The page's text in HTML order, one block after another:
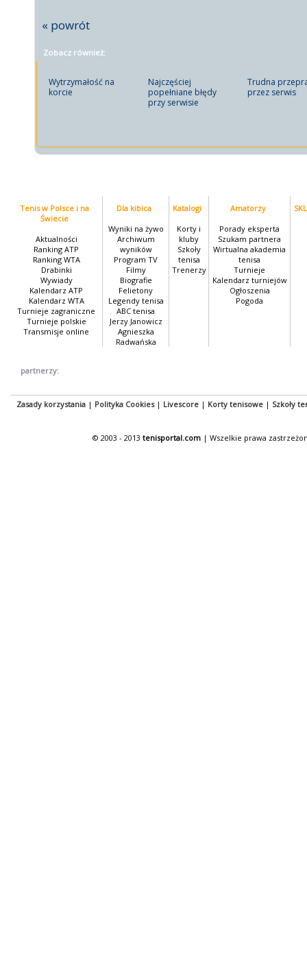
« powrót
Zobacz również:
Wytrzymałość na
korcie
Najczęściej
popełniane błędy
przy serwisie
Trudna
przez serwis
Tenis w Polsce i na
Świecie
Aktualności
Ranking ATP
Ranking WTA
Drabinki
Wywiady
Kalendarz ATP
Kalendarz WTA
Turnieje zagraniczne
Turnieje polskie
Transmisje online
Dla kibica
Wyniki na żywo
Archiwum
wyników
Program TV
Filmy
Biografie
Felietony
Legendy tenisa
ABC tenisa
Jerzy Janowicz
Agnieszka
Radwańska
Katalogi
Korty i
kluby
Szkoły
tenisa
Trenerzy
Amatorzy
Porady eksperta
Szukam partnera
Wirtualna akademia
tenisa
Turnieje
Kalendarz turniejów
Ogłoszenia
Pogoda
partnerzy:
Zasady korzystania | Polityka Cookies| Livescore | Korty tenisowe | Szkoły
© 2003 - 2013 tenisportal.com | Wszelkie prawa